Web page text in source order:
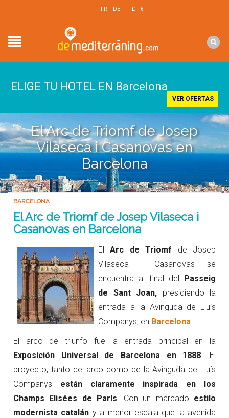
FR DE £ €
ELIGE TU HOTEL EN Barcelona
VER OFERTAS
El Arc de Triomf de Josep
Vilaseca i Casanovas en
Barcelona
BARCELONA
El Arc de Triomf de Josep Vilaseca i
Casanovas en Barcelona
ElArc de Triomf de Josep
Vilaseca i Casanovas se
encuentra al final del Passeig
de Sant Joan, presidiendo la
entrada a la Avinguda de Lluís
Companys, en Barcelona.
El arco de triunfo fue la entrada principal en la
Exposición Universal de Barcelona en 1888. El
proyecto, tanto del arco como de la Avinguda de Lluís
Companys están claramente inspirada en los
Champs Elisées de París. Con un marcado estilo
modernista catalán y a menor escala que la avenida